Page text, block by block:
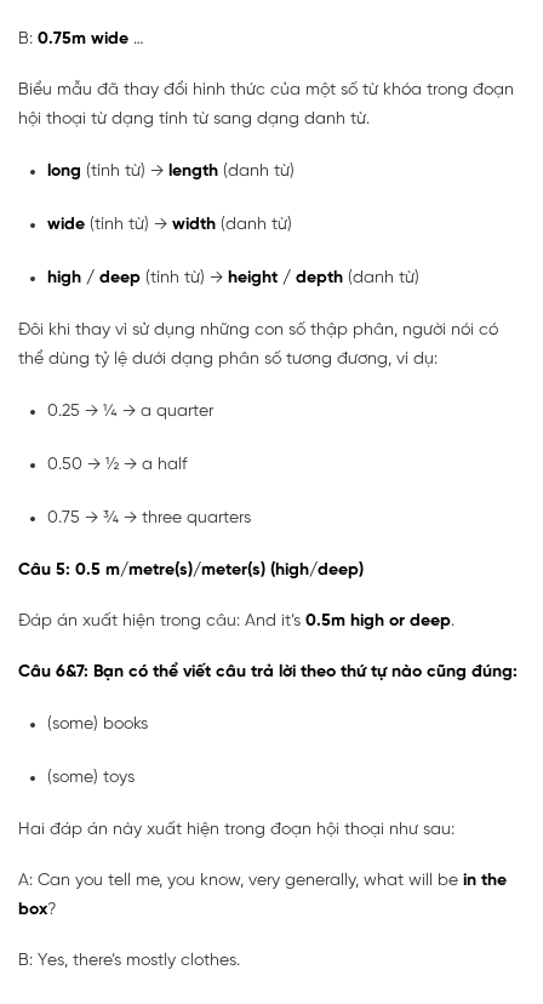
B: 0.75m wide …
Biểu mẫu đã thay đổi hình thức của một số từ khóa trong đoạn
hội thoại từ dạng tính từ sang dạng danh từ.
long (tính từ) → length (danh từ)
wide (tính từ) → width (danh từ)
high / deep (tính từ) → height / depth (danh từ)
Đôi khi thay vì sử dụng những con số thập phân, người nói có
thể dùng tỷ lệ dưới dạng phân số tương đương, ví dụ:
0.25 → ¼ → a quarter
0.50 → ½ → a half
0.75 → ¾ → three quarters
Câu 5: 0.5 m/metre(s)/meter(s) (high/deep)
Đáp án xuất hiện trong câu: And it’s 0.5m high or deep.
Câu 6&7: Bạn có thể viết câu trả lời theo thứ tự nào cũng đúng:
(some) books
(some) toys
Hai đáp án này xuất hiện trong đoạn hội thoại như sau:
A: Can you tell me, you know, very generally, what will be in the
box?
B: Yes, there’s mostly clothes.